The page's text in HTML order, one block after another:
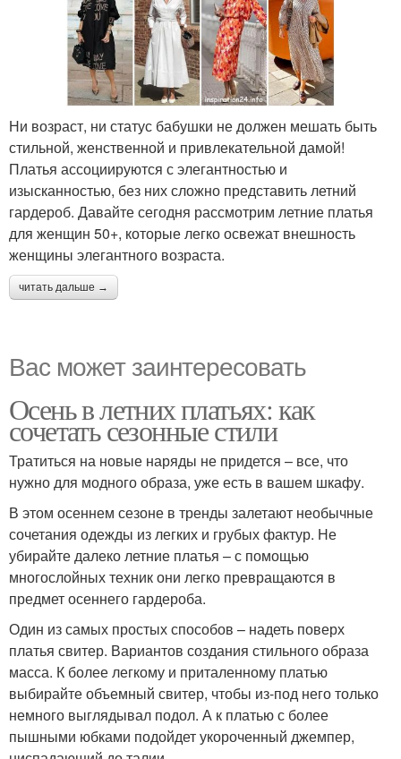
Ни возраст, ни статус бабушки не должен мешать быть
стильной, женственной и привлекательной дамой!
Платья ассоциируются с элегантностью и
изысканностью, без них сложно представить летний
гардероб. Давайте сегодня рассмотрим летние платья
для женщин 50+, которые легко освежат внешность
женщины элегантного возраста.
читать дальше →
Вас может заинтересовать
Осень в летних платьях: как
сочетать сезонные стили
Тратиться на новые наряды не придется – все, что
нужно для модного образа, уже есть в вашем шкафу.
В этом осеннем сезоне в тренды залетают необычные
сочетания одежды из легких и грубых фактур. Не
убирайте далеко летние платья – с помощью
многослойных техник они легко превращаются в
предмет осеннего гардероба.
Один из самых простых способов – надеть поверх
платья свитер. Вариантов создания стильного образа
масса. К более легкому и приталенному платью
выбирайте объемный свитер, чтобы из-под него только
немного выглядывал подол. А к платью с более
пышными юбками подойдет укороченный джемпер,